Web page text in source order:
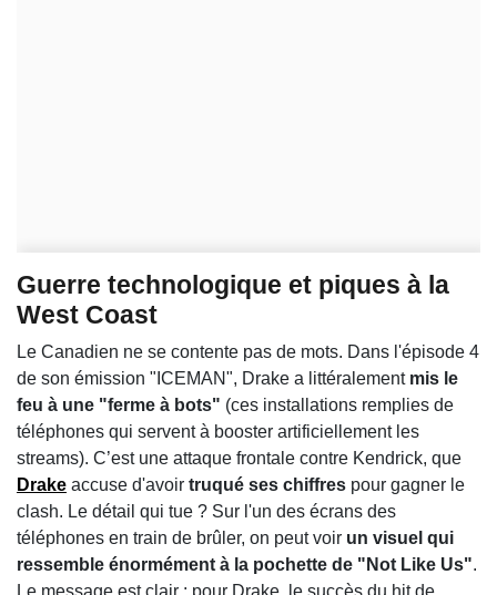
Guerre technologique et piques à la
West Coast
Le Canadien ne se contente pas de mots. Dans l'épisode 4
de son émission "ICEMAN", Drake a littéralement mis le
feu à une "ferme à bots" (ces installations remplies de
téléphones qui servent à booster artificiellement les
streams). C’est une attaque frontale contre Kendrick, que
Drake accuse d'avoir truqué ses chiffres pour gagner le
clash. Le détail qui tue ? Sur l'un des écrans des
téléphones en train de brûler, on peut voir un visuel qui
ressemble énormément à la pochette de "Not Like Us".